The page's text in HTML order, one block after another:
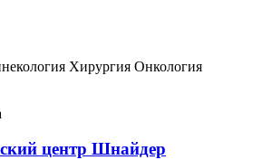
Хирургия Онкология
центр Шнайдер